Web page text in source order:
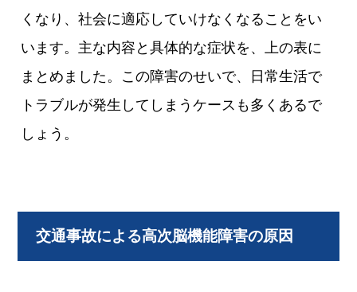
くなり、社会に適応していけなくなることをい
います。主な内容と具体的な症状を、上の表に
まとめました。この障害のせいで、日常生活で
トラブルが発生してしまうケースも多くあるで
しょう。
交通事故による高次脳機能障害の原因